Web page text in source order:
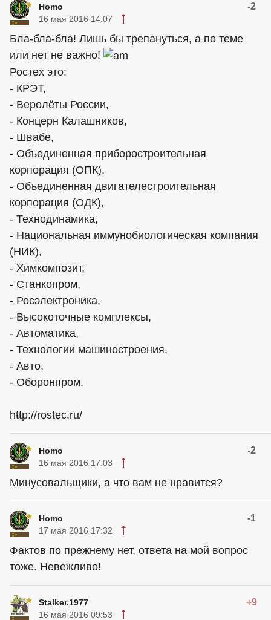
Homo -2
16 мая 2016 14:07
Бла-бла-бла! Лишь бы трепануться, а по теме
или нет не важно!
Ростех это:
- КРЭТ,
- Веролёты России,
- Концерн Калашников,
- Швабе,
- Объединенная приборостроительная
корпорация (ОПК),
- Объединенная двигателестроительная
корпорация (ОДК),
- Технодинамика,
- Национальная иммунобиологическая компания
(НИК),
- Химкомпозит,
- Станкопром,
- Росэлектроника,
- Высокоточные комплексы,
- Автоматика,
- Технологии машиностроения,
- Авто,
- Оборонпром.
http://rostec.ru/
Homo -2
16 мая 2016 17:03
Минусовальщики, а что вам не нравится?
Homo -1
17 мая 2016 17:32
Фактов по прежнему нет, ответа на мой вопрос
тоже. Невежливо!
Stalker.1977 +9
16 мая 2016 09:53